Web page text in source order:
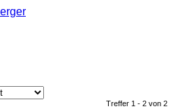
Treffer 1 - 2 von 2